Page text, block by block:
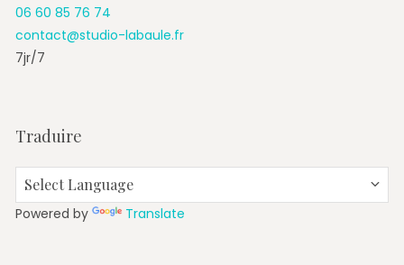
06 60 85 76 74
contact@studio-labaule.fr
7jr/7
Traduire
Powered by Translate